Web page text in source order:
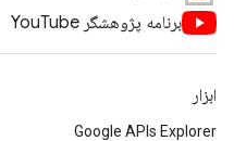
برنامه پژوهشگر YouTube
ابزار
Google APIs Explorer